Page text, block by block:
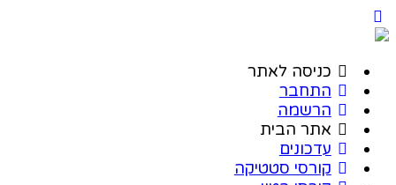
כניסה לאתר
התחבר
הרשמה
אתר הבית
עדכונים
קורסי סטטיקה